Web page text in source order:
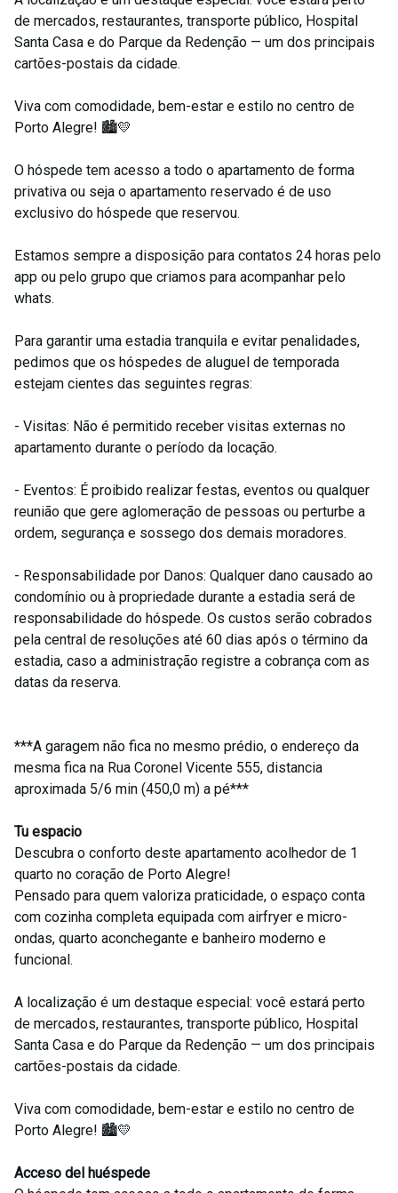
de mercados, restaurantes, transporte público, Hospital
Santa Casa e do Parque da Redenção — um dos principais
cartões-postais da cidade.
Viva com comodidade, bem-estar e estilo no centro de
Porto Alegre! 🏙️💛
O hóspede tem acesso a todo o apartamento de forma
privativa ou seja o apartamento reservado é de uso
exclusivo do hóspede que reservou.
Estamos sempre a disposição para contatos 24 horas pelo
app ou pelo grupo que criamos para acompanhar pelo
whats.
Para garantir uma estadia tranquila e evitar penalidades,
pedimos que os hóspedes de aluguel de temporada
estejam cientes das seguintes regras:
- Visitas: Não é permitido receber visitas externas no
apartamento durante o período da locação.
- Eventos: É proibido realizar festas, eventos ou qualquer
reunião que gere aglomeração de pessoas ou perturbe a
ordem, segurança e sossego dos demais moradores.
- Responsabilidade por Danos: Qualquer dano causado ao
condomínio ou à propriedade durante a estadia será de
responsabilidade do hóspede. Os custos serão cobrados
pela central de resoluções até 60 dias após o término da
estadia, caso a administração registre a cobrança com as
datas da reserva.
***A garagem não fica no mesmo prédio, o endereço da
mesma fica na Rua Coronel Vicente 555, distancia
aproximada 5/6 min (450,0 m) a pé***
Tu espacio
Descubra o conforto deste apartamento acolhedor de 1
quarto no coração de Porto Alegre!
Pensado para quem valoriza praticidade, o espaço conta
com cozinha completa equipada com airfryer e micro-
ondas, quarto aconchegante e banheiro moderno e
funcional.
A localização é um destaque especial: você estará perto
de mercados, restaurantes, transporte público, Hospital
Santa Casa e do Parque da Redenção — um dos principais
cartões-postais da cidade.
Viva com comodidade, bem-estar e estilo no centro de
Porto Alegre! 🏙️💛
Acceso del huéspede